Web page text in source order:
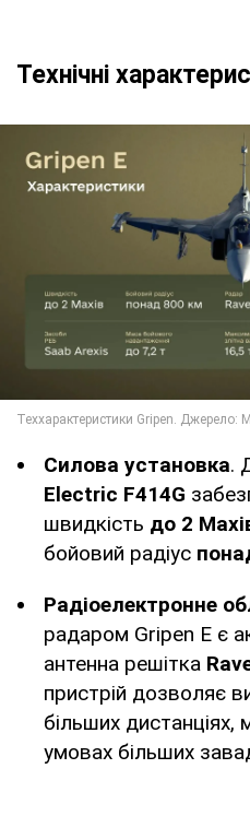
Технічні
Силова установка.
Electric F414G
швидкість до 2
бойовий радіус
Радіоелектронне
радаром Gripen E є
антенна решітка
пристрій дозволяє
більших дистанціях,
умовах більших